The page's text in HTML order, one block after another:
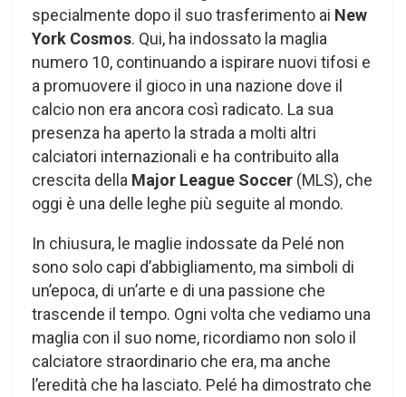
specialmente dopo il suo trasferimento ai New
York Cosmos. Qui, ha indossato la maglia
numero 10, continuando a ispirare nuovi tifosi e
a promuovere il gioco in una nazione dove il
calcio non era ancora così radicato. La sua
presenza ha aperto la strada a molti altri
calciatori internazionali e ha contribuito alla
crescita della Major League Soccer (MLS), che
oggi è una delle leghe più seguite al mondo.
In chiusura, le maglie indossate da Pelé non
sono solo capi d’abbigliamento, ma simboli di
un’epoca, di un’arte e di una passione che
trascende il tempo. Ogni volta che vediamo una
maglia con il suo nome, ricordiamo non solo il
calciatore straordinario che era, ma anche
l’eredità che ha lasciato. Pelé ha dimostrato che